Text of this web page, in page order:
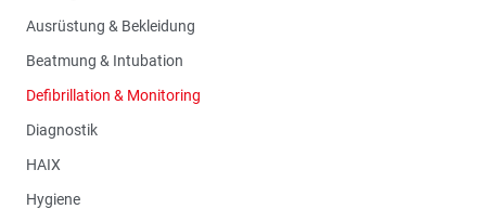
Ausrüstung & Bekleidung
Beatmung & Intubation
Defibrillation & Monitoring
Diagnostik
HAIX
Hygiene